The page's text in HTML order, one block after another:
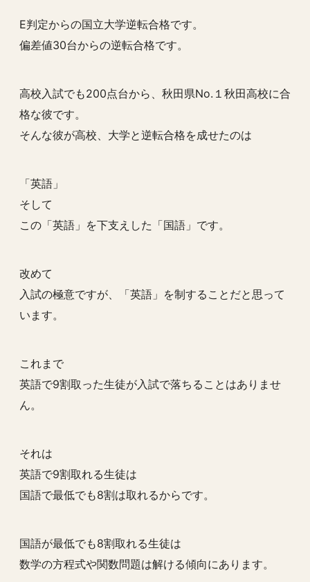
E判定からの国立大学逆転合格です。
偏差値30台からの逆転合格です。
高校入試でも200点台から、秋田県No.１秋田高校に合
格な彼です。
そんな彼が高校、大学と逆転合格を成せたのは
「英語」
そして
この「英語」を下支えした「国語」です。
改めて
入試の極意ですが、「英語」を制することだと思って
います。
これまで
英語で9割取った生徒が入試で落ちることはありませ
ん。
それは
英語で9割取れる生徒は
国語で最低でも8割は取れるからです。
国語が最低でも8割取れる生徒は
数学の方程式や関数問題は解ける傾向にあります。